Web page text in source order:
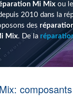
Indépendant
PME
ASBL
Mi Mix ou
2010 dans la
des
Mix. De la
.